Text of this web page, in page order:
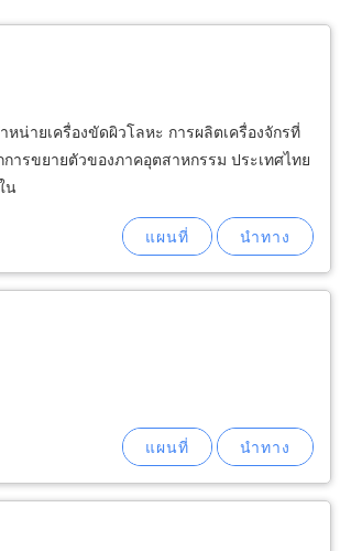
น่ายเครื่องขัดผิวโลหะ การผลิตเครื่องจักรที่
ารขยายตัวของภาคอุตสาหกรรม ประเทศไทย
น